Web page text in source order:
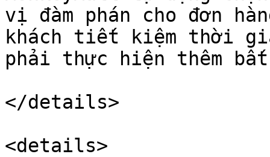
vị đàm phán cho đơn
khách tiết kiệm thời
phải thực hiện thêm
</details>
<details>